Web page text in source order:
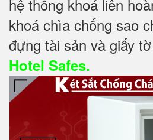
hệ thống khoá liên
khoá chìa chống sao
đựng tài sản và giấy
Hotel Safes.